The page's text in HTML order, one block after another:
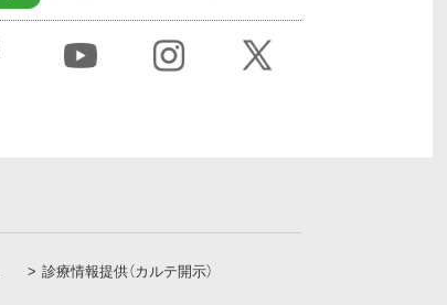
診療情報提供（カルテ開示）